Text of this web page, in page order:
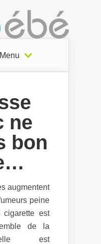
ne
bon
augmentent
peine
est
de la
elle est